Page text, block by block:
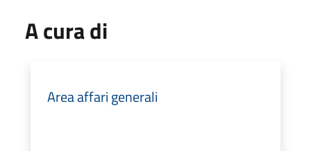
A cura di
Area affari generali